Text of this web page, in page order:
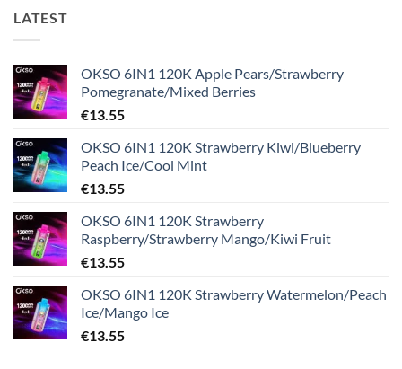
LATEST
OKSO 6IN1 120K Apple Pears/Strawberry
Pomegranate/Mixed Berries
€13.55
OKSO 6IN1 120K Strawberry Kiwi/Blueberry
Peach Ice/Cool Mint
€13.55
OKSO 6IN1 120K Strawberry
Raspberry/Strawberry Mango/Kiwi Fruit
€13.55
OKSO 6IN1 120K Strawberry Watermelon/Peach
Ice/Mango Ice
€13.55